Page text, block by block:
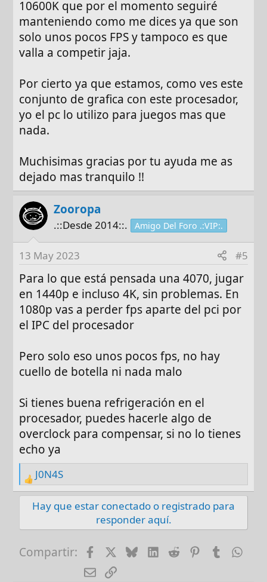
:
10600K que por el momento seguiré
manteniendo como me dices ya que son
solo unos pocos FPS y tampoco es que
valla a competir jaja.
Por cierto ya que estamos, como ves este
conjunto de grafica con este procesador,
yo el pc lo utilizo para juegos mas que
nada.
Muchisimas gracias por tu ayuda me as
dejado mas tranquilo !!
Zooropa
.::Desde 2014::. Amigo Del Foro .:VIP:.
13 May 2023 #5
Para lo que está pensada una 4070, jugar
en 1440p e incluso 4K, sin problemas. En
1080p vas a perder fps aparte del pci por
el IPC del procesador
Pero solo eso unos pocos fps, no hay
cuello de botella ni nada malo
Si tienes buena refrigeración en el
procesador, puedes hacerle algo de
overclock para compensar, si no lo tienes
echo ya
R
e
i
J0N4S
Hay que estar conectado o registrado para
responder aquí.
Compartir: FacebookBlueskyLinkedIn
RedditPinterest
Tumblr
E-mailEnlace